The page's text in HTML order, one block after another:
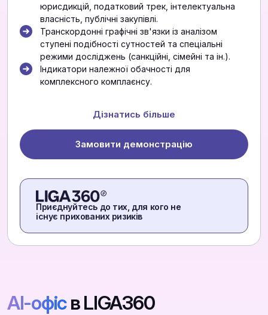
юрисдикцій, податковий трек, інтелектуальна
власність, публічні закупівлі.
Транскордонні графічні зв'язки із аналізом
ступені подібності сутностей та спеціальні
режими досліджень (санкційні, сімейні та ін.).
Індикатори належної обачності для
комплексного комплаєнсу.
Дізнатись більше
Замовити демонстрацію
Приєднуйтесь до тих, для кого не
існує прихованих ризиків
АІ-офісв LIGA360